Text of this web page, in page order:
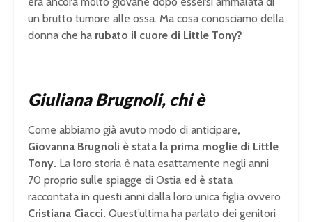
un brutto tumore alle ossa. Ma cosa conosciamo della
donna che ha rubato il cuore di Little Tony?
Giuliana Brugnoli, chi è
Come abbiamo già avuto modo di anticipare,
Giovanna Brugnoli è stata la prima moglie di Little
Tony. La loro storia è nata esattamente negli anni
70 proprio sulle spiagge di Ostia ed è stata
raccontata in questi anni dalla loro unica figlia ovvero
Cristiana Ciacci. Quest’ultima ha parlato dei genitori